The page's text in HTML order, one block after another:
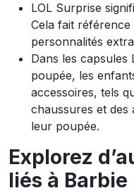
LOL Surprise
Cela fait
personnalités
Dans les capsules
poupée, les
accessoires, tels
chaussures et
leur poupée.
Explorez
liés à Barbie